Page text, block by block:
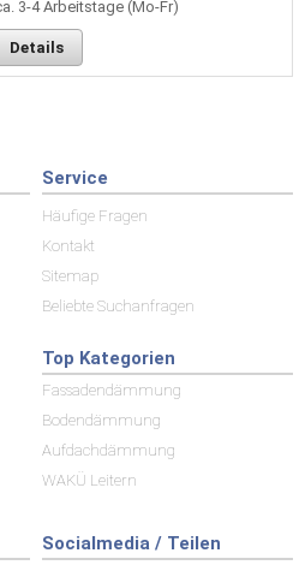
Details
Service
Häufige Fragen
Kontakt
Sitemap
Beliebte Suchanfragen
Top Kategorien
Fassadendämmung
Bodendämmung
Aufdachdämmung
WAKÜ Leitern
Socialmedia / Teilen